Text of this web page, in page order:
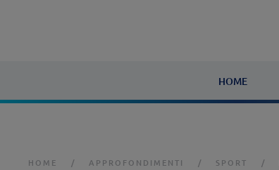
HOME
HOME APPROFONDIMENTI SPORT